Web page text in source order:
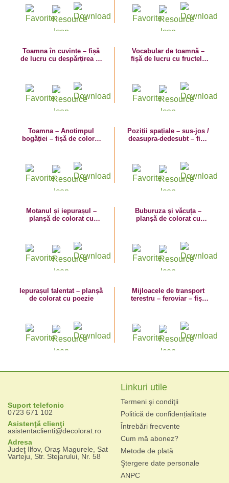
Toamna în cuvinte – fișă
de lucru cu despărțirea în
Vocabular de toamnă –
fișă de lucru cu fructele
Toamna – Anotimpul
bogăției – fișă de colorat
Poziții spațiale – sus-jos /
deasupra-dedesubt – fișă
Motanul și iepurașul –
planșă de colorat cu
Buburuza și văcuța –
planșă de colorat cu
Iepurașul talentat – planșă
de colorat cu poezie
Mijloacele de transport
terestru – feroviar – fișă
Suport telefonic
0723 671 102
Asistenţă clienţi
asistentaclienti@decolorat.ro
Adresa
Judeţ Ilfov, Oraş Magurele, Sat
Varteju, Str. Stejarului, Nr. 58
Linkuri utile
Termeni şi condiţii
Politică de confidențialitate
Întrebări frecvente
Cum mă abonez?
Metode de plată
Ştergere date personale
ANPC